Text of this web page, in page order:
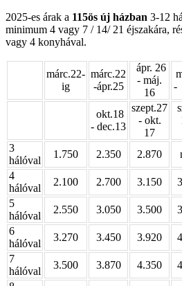
2025-es árak a 115ös új házban 3-12
minimum 4 vagy 7 / 14/ 21 éjszakára,
vagy 4 konyhával.
márc.22-
ig
márc.22
-ápr.25
ápr. 26
- máj.
16
-
okt.18
- dec.13
szept.27
- okt.
17
3
hálóval
1.750 2.350 2.870
4
hálóval
2.100 2.700 3.150
5
hálóval
2.550 3.050 3.500
6
hálóval
3.270 3.450 3.920
7
hálóval
3.500 3.870 4.350